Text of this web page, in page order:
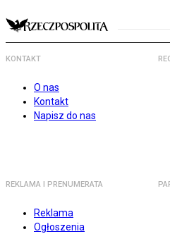
KONTAKT
O nas
Kontakt
Napisz do nas
REKLAMA I PRENUMERATA
Reklama
Ogłoszenia